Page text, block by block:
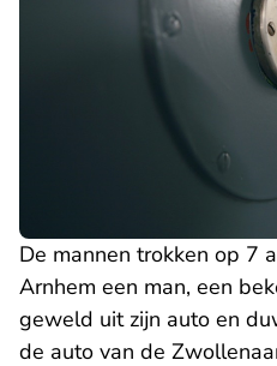
De mannen trokken op 7
Arnhem een man, een
geweld uit zijn auto en
de auto van de